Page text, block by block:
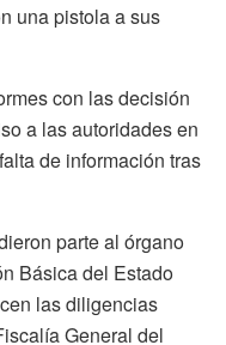
una pistola a sus
con las decisión
a las autoridades en
de información tras
parte al órgano
Básica del Estado
las diligencias
General del